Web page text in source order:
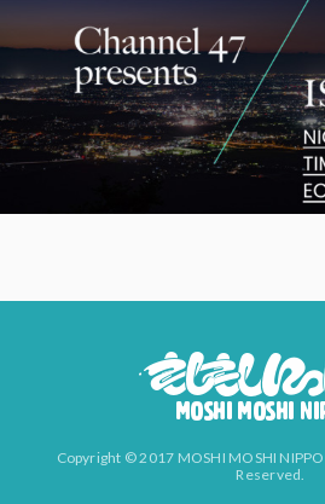
Copyright © 2017 MOSHI MOSHI
Reserved.